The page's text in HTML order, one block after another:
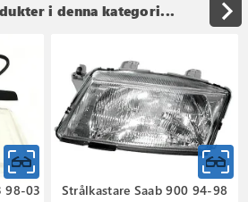
i denna kategori...
98-03 Strålkastare Saab 900 94-98